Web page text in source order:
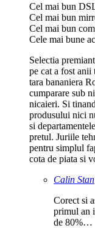
Cel mai bun
Cel mai bun
Cel mai bun
Cele mai bune
Selectia
pe cat a fost
tara bananiera
cumparare sub
nicaieri. Si
produsului nici
si
pretul. Juriile
pentru simplul
cota de piata si
Calin Stan
Corect si
primul an
de 80%…